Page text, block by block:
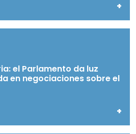
+
el Parlamento da luz
en negociaciones sobre el
+